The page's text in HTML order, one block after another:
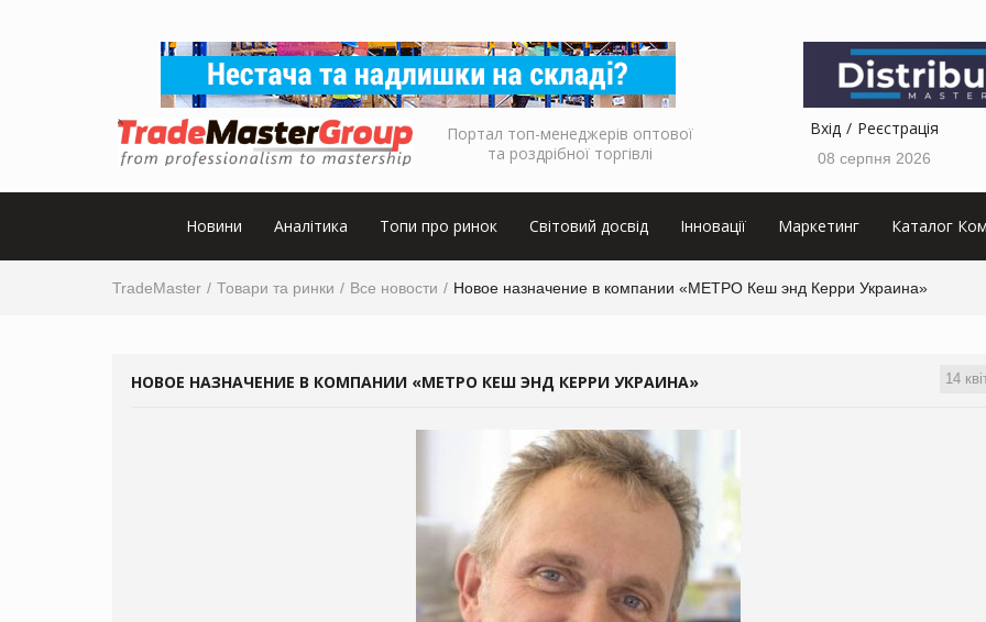
Портал топ-менеджерів оптової
та роздрібної торгівлі
Вхід Реєстрація
08 серпня 2026
Новини Аналітика Топи про ринок Світовий досвід Інновації Маркетинг Каталог
TradeMaster Товари та ринки Все новости Новое назначение в компании «МЕТРО Кеш энд Керри Украина»
14
НОВОЕ НАЗНАЧЕНИЕ В КОМПАНИИ «МЕТРО КЕШ ЭНД КЕРРИ УКРАИНА»